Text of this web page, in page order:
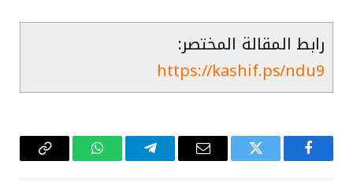
رابط المقالة المختصر:
https://kashif.ps/ndu9
فيسبوك تويتر
البريد
تيلقرام واتساب Copy